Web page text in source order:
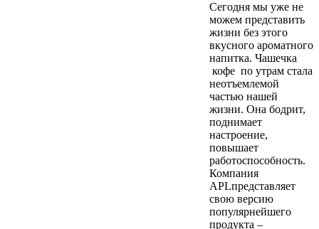
Сегодня мы уже не
можем представить
жизни без этого
вкусного ароматного
напитка. Чашечка
кофе по утрам стала
неотъемлемой
частью нашей
жизни. Она бодрит,
поднимает
настроение,
повышает
работоспособность.
Компания
APLпредставляет
свою версию
популярнейшего
продукта –